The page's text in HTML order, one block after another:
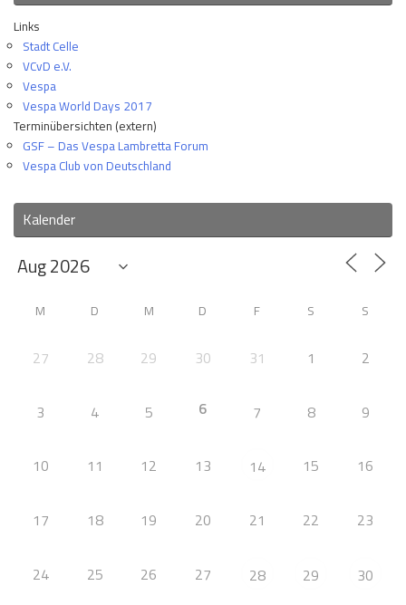
Links
Stadt Celle
VCvD e.V.
Vespa
Vespa World Days 2017
Terminübersichten (extern)
GSF – Das Vespa Lambretta Forum
Vespa Club von Deutschland
Kalender
M D M D F S S
27 28 29 30 31 1 2
3 4 5 6 7 8 9
10 11 12 13 14 15 16
17 18 19 20 21 22 23
24 25 26 27 28 29 30